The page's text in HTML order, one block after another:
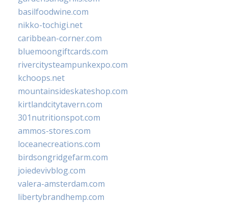
basilfoodwine.com
nikko-tochigi.net
caribbean-corner.com
bluemoongiftcards.com
rivercitysteampunkexpo.com
kchoops.net
mountainsideskateshop.com
kirtlandcitytavern.com
301nutritionspot.com
ammos-stores.com
loceanecreations.com
birdsongridgefarm.com
joiedevivblog.com
valera-amsterdam.com
libertybrandhemp.com